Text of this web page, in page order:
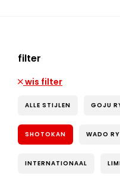
filter
wis filter
ALLE STIJLEN GOJU
SHOTOKAN WADO
INTERNATIONAAL